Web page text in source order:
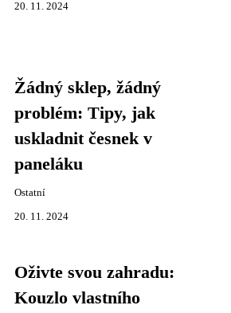
20. 11. 2024
Žádný sklep, žádný
problém: Tipy, jak
uskladnit česnek v
paneláku
Ostatní
20. 11. 2024
Oživte svou zahradu:
Kouzlo vlastního